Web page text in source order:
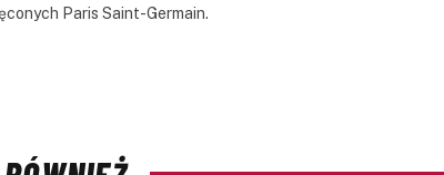
Paris Saint-Germain.